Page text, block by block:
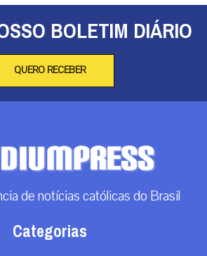
BOLETIM DIÁRIO
QUERO RECEBER
de notícias católicas do Brasil
Categorias